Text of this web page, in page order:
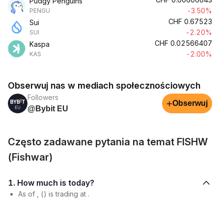
PENGU
-3.50%
Sui
SUI
CHF 0.67523
-2.20%
Kaspa
KAS
CHF 0.02566407
-2.00%
Obserwuj nas w mediach społecznościowych
Followers
@Bybit EU
+Obserwuj
Często zadawane pytania na temat FISHW
(Fishwar)
1. How much is today?
As of , () is trading at .